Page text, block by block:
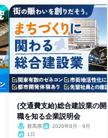
(交通費支給)総合建設業の開
職を知る企業説明会
群馬県
2026年8月・9月
1日